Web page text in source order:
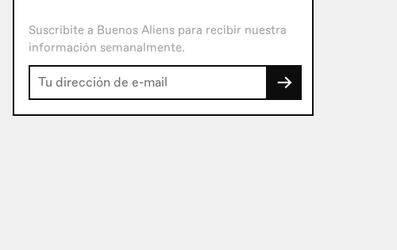
Suscribite a Buenos Aliens para recibir nuestra
información semanalmente.
→